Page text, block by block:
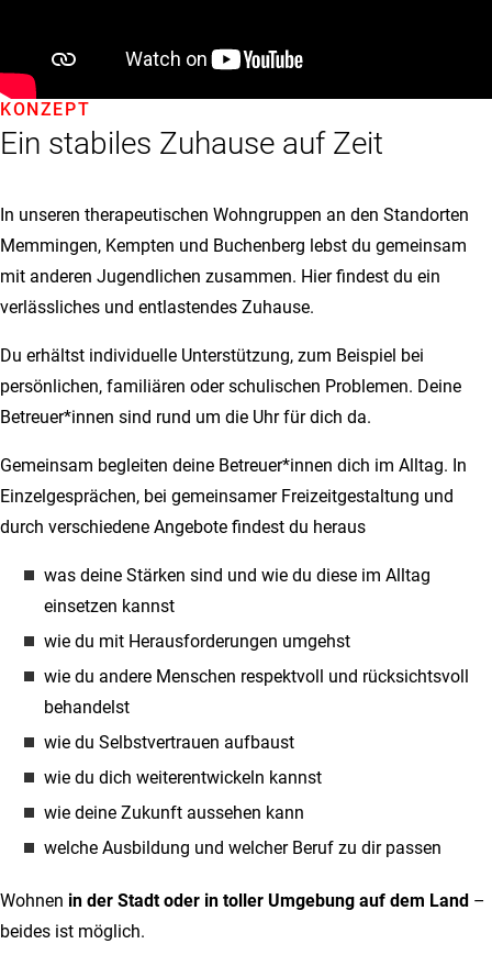
Ein stabiles Zuhause auf Zeit
KONZEPT
In unseren therapeutischen Wohngruppen an den Standorten
Memmingen, Kempten und Buchenberg lebst du gemeinsam
mit anderen Jugendlichen zusammen. Hier findest du ein
verlässliches und entlastendes Zuhause.
Du erhältst individuelle Unterstützung, zum Beispiel bei
persönlichen, familiären oder schulischen Problemen. Deine
Betreuer*innen sind rund um die Uhr für dich da.
Gemeinsam begleiten deine Betreuer*innen dich im Alltag. In
Einzelgesprächen, bei gemeinsamer Freizeitgestaltung und
durch verschiedene Angebote findest du heraus
was deine Stärken sind und wie du diese im Alltag
einsetzen kannst
wie du mit Herausforderungen umgehst
wie du andere Menschen respektvoll und rücksichtsvoll
behandelst
wie du Selbstvertrauen aufbaust
wie du dich weiterentwickeln kannst
wie deine Zukunft aussehen kann
welche Ausbildung und welcher Beruf zu dir passen
Wohnen in der Stadt oder in toller Umgebung auf dem Land –
beides ist möglich.